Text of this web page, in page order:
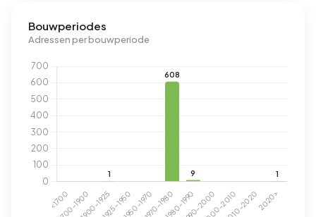
Bouwperiodes
Adressen per bouwperiode